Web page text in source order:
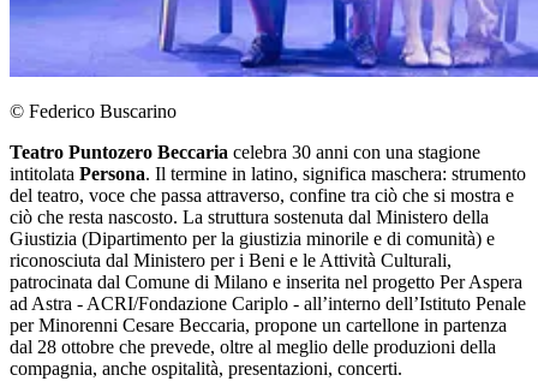
© Federico Buscarino
Teatro Puntozero Beccaria celebra 30 anni con una stagione
intitolata Persona. Il termine in latino, significa maschera: strumento
del teatro, voce che passa attraverso, confine tra ciò che si mostra e
ciò che resta nascosto. La struttura sostenuta dal Ministero della
Giustizia (Dipartimento per la giustizia minorile e di comunità) e
riconosciuta dal Ministero per i Beni e le Attività Culturali,
patrocinata dal Comune di Milano e inserita nel progetto Per Aspera
ad Astra - ACRI/Fondazione Cariplo - all’interno dell’Istituto Penale
per Minorenni Cesare Beccaria, propone un cartellone in partenza
dal 28 ottobre che prevede, oltre al meglio delle produzioni della
compagnia, anche ospitalità, presentazioni, concerti.